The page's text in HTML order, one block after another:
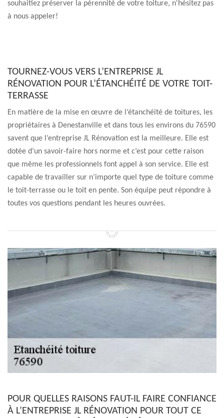
souhaitiez préserver la pérennité de votre toiture, n'hésitez pas
à nous appeler!
TOURNEZ-VOUS VERS L’ENTREPRISE JL
RÉNOVATION POUR L’ÉTANCHÉITÉ DE VOTRE TOIT-
TERRASSE
En matière de la mise en œuvre de l’étanchéité de toitures, les
propriétaires à Denestanville et dans tous les environs du 76590
savent que l’entreprise JL Rénovation est la meilleure. Elle est
dotée d’un savoir-faire hors norme et c’est pour cette raison
que même les professionnels font appel à son service. Elle est
capable de travailler sur n’importe quel type de toiture comme
le toit-terrasse ou le toit en pente. Son équipe peut répondre à
toutes vos questions pendant les heures ouvrées.
POUR QUELLES RAISONS FAUT-IL FAIRE CONFIANCE
À L’ENTREPRISE JL RÉNOVATION POUR TOUT CE